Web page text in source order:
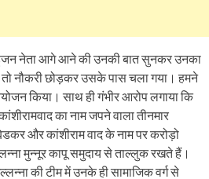
नेता आगे आने की उनकी बात सुनकर उनका
नौकरी छोड़कर उसके पास चला गया। हमने
किया। साथ ही गंभीर आरोप लगाया कि
का नाम जपने वाला तीनमार
और कांशीराम वाद के नाम पर करोड़ो
मुन्नूर कापू समुदाय से ताल्लुक रखते हैं।
की टीम में उनके ही सामाजिक वर्ग से